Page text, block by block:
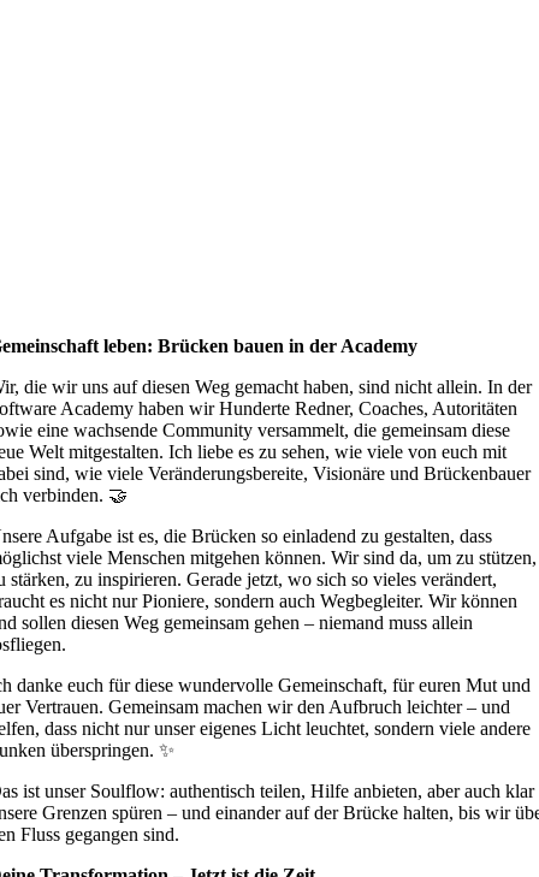
leben: Brücken bauen in der Academy
die wir uns auf diesen Weg gemacht haben, sind nicht allein. In der
Academy haben wir Hunderte Redner, Coaches, Autoritäten
eine wachsende Community versammelt, die gemeinsam diese
Welt mitgestalten. Ich liebe es zu sehen, wie viele von euch mit
sind, wie viele Veränderungsbereite, Visionäre und Brückenbauer
verbinden. 🤝
Aufgabe ist es, die Brücken so einladend zu gestalten, dass
viele Menschen mitgehen können. Wir sind da, um zu stützen,
stärken, zu inspirieren. Gerade jetzt, wo sich so vieles verändert,
es nicht nur Pioniere, sondern auch Wegbegleiter. Wir können
sollen diesen Weg gemeinsam gehen – niemand muss allein
danke euch für diese wundervolle Gemeinschaft, für euren Mut und
Vertrauen. Gemeinsam machen wir den Aufbruch leichter – und
dass nicht nur unser eigenes Licht leuchtet, sondern viele andere
überspringen. ✨
ist unser Soulflow: authentisch teilen, Hilfe anbieten, aber auch klar
Grenzen spüren – und einander auf der Brücke halten, bis wir
Fluss gegangen sind.